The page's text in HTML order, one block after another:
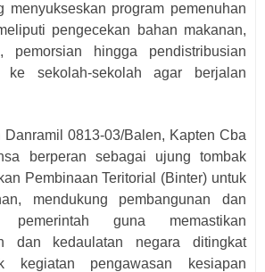
menyukseskan program pemenuhan
pengecekan bahan makanan,
pemorsian hingga pendistribusian
ke sekolah-sekolah agar berjalan
Danramil 0813-03/Balen, Kapten Cba
berperan sebagai ujung tombak
Pembinaan Teritorial (Binter) untuk
mendukung pembangunan dan
pemerintah guna memastikan
dan kedaulatan negara ditingkat
kegiatan pengawasan kesiapan